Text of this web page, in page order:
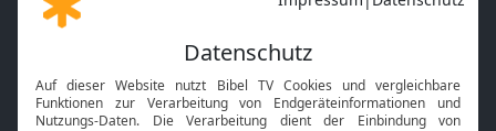
Gott und Bibel erklärt
Neuigkeiten
Mobile App
Smart TV
HbbTV